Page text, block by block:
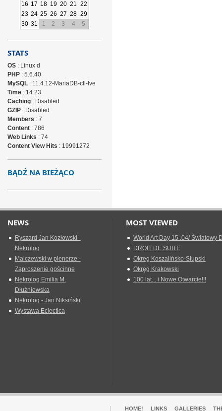
16 17 18 19 20 21 22
23 24 25 26 27 28 29
30 31 1 2 3 4 5
STATS
OS: Linux d
PHP: 5.6.40
MySQL: 11.4.12-MariaDB-cll-lve
Time: 14:23
Caching: Disabled
GZIP: Disabled
Members : 7
Content: 786
Web Links : 74
Content View Hits : 19991272
BĄDŹ NA BIEŻĄCO
NEWS
Ryszard Jan Kozłowski -
Nekrolog
Malczewski w plenerze -
Zaproszenie gościnne
Nekrolog Emilia M.
Dłużniewska
Nekrolog - Jan Niksiński
Wystawa Eclectica
MOST VIEWED
World Art Day 15 .04/ Światowy
DROIT DE SUITE
Okreg Koszalińsko-Słupski
Okręg Krakowski
100 lat... i Nowe Otwarcie!!!
HOME! LINKS GALLERIES